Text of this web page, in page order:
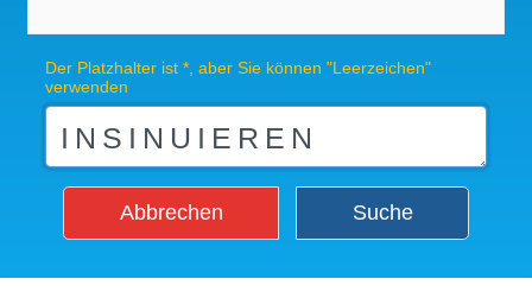
Der Platzhalter ist *, aber Sie können "Leerzeichen"
verwenden
Abbrechen Suche